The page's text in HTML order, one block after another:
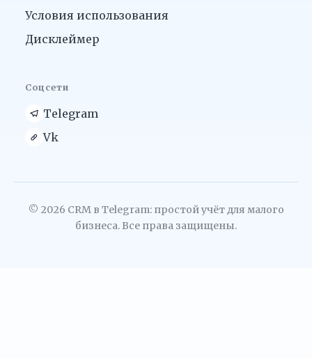
Условия использования
Дисклеймер
Соцсети
Telegram
Vk
© 2026 CRM в Telegram: простой учёт для малого
бизнеса. Все права защищены.